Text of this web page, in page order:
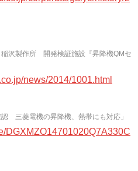
沢製作所 開発検証施設『昇降機QMセ
news/2014/1001.html
三菱電機の昇降機、熱帯にも対応」
DGXMZO14701020Q7A330C